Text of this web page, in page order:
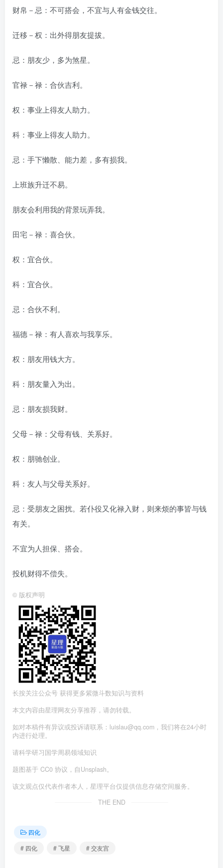
财帛－忌：不可搭会，不宜与人有金钱交往。
迁移－权：出外得朋友提拔。
忌：朋友少，多为煞星。
官禄－禄：合伙吉利。
权：事业上得友人助力。
科：事业上得友人助力。
忌：手下懒散、能力差，多有损我。
上班族升迁不易。
朋友会利用我的背景玩弄我。
田宅－禄：喜合伙。
权：宜合伙。
科：宜合伙。
忌：合伙不利。
福德－禄：有人喜欢与我享乐。
权：朋友用钱大方。
科：朋友量入为出。
忌：朋友损我财。
父母－禄：父母有钱、关系好。
权：朋驰创业。
科：友人与父母关系好。
忌：受朋友之困扰。若仆役又化禄入财，则来烦的事皆与钱
有关。
不宜为人担保、搭会。
投机财得不偿失。
© 版权声明
长按关注公众号 获得更多紫微斗数知识与资料
本文内容由星理网友分享推荐，请勿转载。
如对本稿件有异议或投诉请联系：luislau@qq.com，我们将在24小时
内进行处理。
请科学研习国学周易领域知识
题图基于 CC0 协议，自Unsplash。
该文观点仅代表作者本人，星理平台仅提供信息存储空间服务。
THE END
四化
# 四化
# 飞星 # 交友宫